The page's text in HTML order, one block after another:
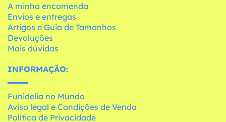
A minha encomenda
Envios e entregas
Artigos e Guia de Tamanhos
Devoluções
Mais dúvidas
INFORMAÇÃO:
Funidelia no Mundo
Aviso legal e Condições de Venda
Política de Privacidade